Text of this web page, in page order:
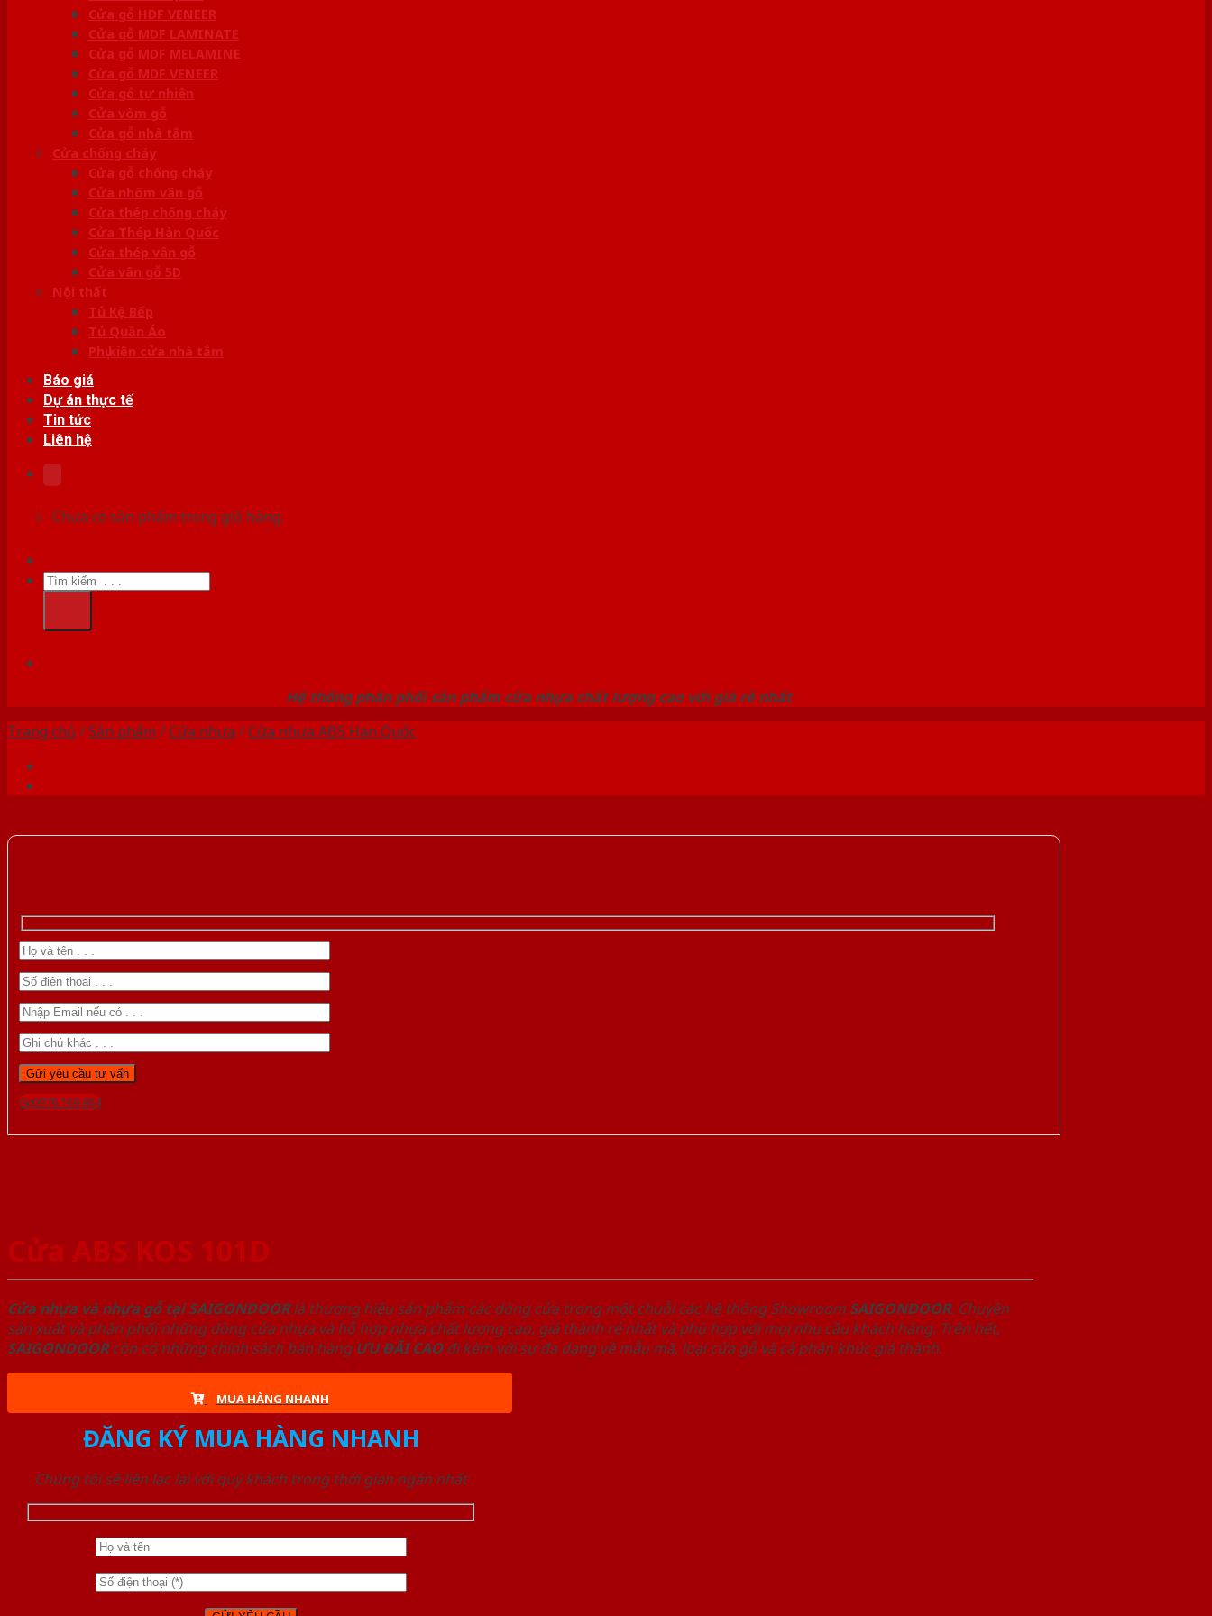
Cửa gỗ HDF VENEER
Cửa gỗ MDF LAMINATE
Cửa gỗ MDF MELAMINE
Cửa gỗ MDF VENEER
Cửa gỗ tự nhiên
Cửa vòm gỗ
Cửa gỗ nhà tắm
Cửa chống cháy
Cửa gỗ chống cháy
Cửa nhôm vân gỗ
Cửa thép chống cháy
Cửa Thép Hàn Quốc
Cửa thép vân gỗ
Cửa vân gỗ 5D
Nội thất
Tủ Kệ Bếp
Tủ Quần Áo
Phụ kiện cửa nhà tắm
Báo giá
Dự án thực tế
Tin tức
Liên hệ
Chưa có sản phẩm trong giỏ hàng.
Tìm
kiếm:
Hệ thống phân phối sản phẩm cửa nhựa chất lượng cao với giá rẻ nhất
Trang chủ /Sản phẩm /Cửa nhựa /Cửa nhựa ABS Hàn Quốc
Gọi 0976.169.864
Cửa ABS KOS 101D
Cửa nhựa và nhựa gỗ tại SAIGONDOORlà thương hiệu sản phẩm các dòng cửa trong một chuỗi các hệ thống Showroom SAIGONDOOR. Chuyên
sản xuất và phân phối những dòng cửa nhựa và hỗ hợp nhựa chất lượng cao, giá thành rẻ nhất và phù hợp với mọi nhu cầu khách hàng. Trên hết,
SAIGONDOORcòn có những chính sách bán hàng ƯU ĐÃI CAOđi kèm với sự đa dạng về mẫu mã, loại cửa gỗ và cả phân khúc giá thành.
MUA HÀNG NHANH
ĐĂNG KÝ MUA HÀNG NHANH
Chúng tôi sẽ liên lạc lại với quý khách trong thời gian ngắn nhất